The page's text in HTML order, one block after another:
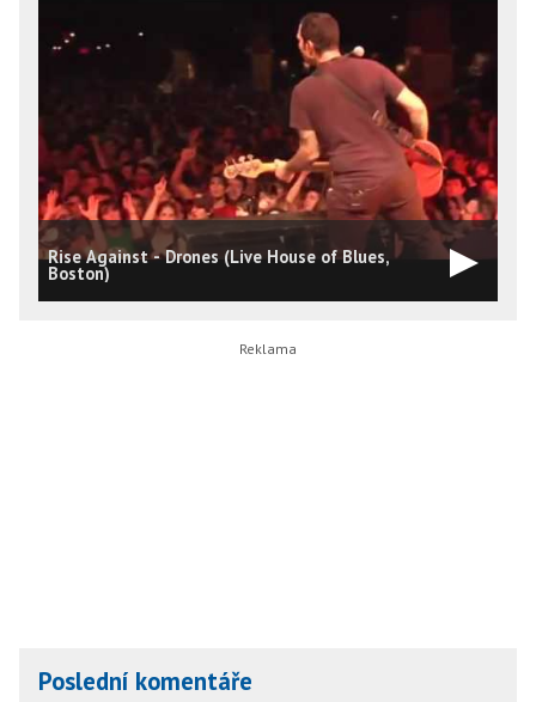
Rise Against - Drones (Live House of Blues,
Boston)
Poslední komentáře